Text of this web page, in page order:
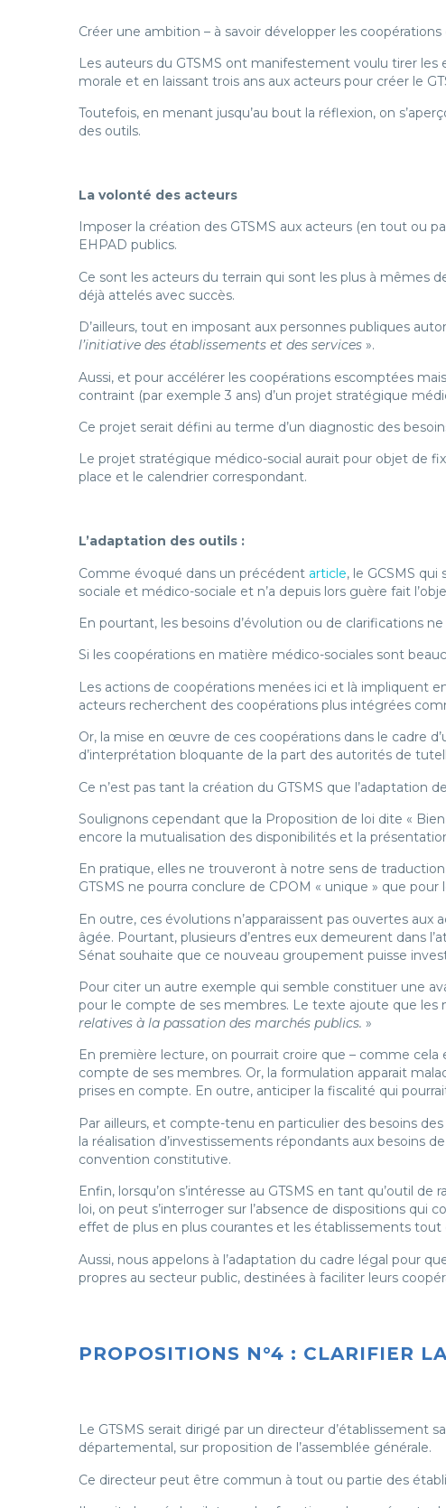
Créer une ambition – à savoir développer les
Les auteurs du GTSMS ont manifestement voulu tirer
morale et en laissant trois ans aux acteurs pour créer le
Toutefois, en menant jusqu’au bout la réflexion, on
des outils.
La volonté des acteurs
Imposer la création des GTSMS aux acteurs (en tout ou
EHPAD publics.
Ce sont les acteurs du terrain qui sont les plus à mêmes
déjà attelés avec succès.
D’ailleurs, tout en imposant aux personnes publiques
l’initiative des établissements et des services ».
Aussi, et pour accélérer les coopérations escomptées
contraint (par exemple 3 ans) d’un projet stratégique
Ce projet serait défini au terme d’un diagnostic des
Le projet stratégique médico-social aurait pour objet de
place et le calendrier correspondant.
L’adaptation des outils :
Comme évoqué dans un précédent article, le GCSMS
sociale et médico-sociale et n’a depuis lors guère fait
En pourtant, les besoins d’évolution ou de clarifications
Si les coopérations en matière médico-sociales sont
Les actions de coopérations menées ici et là impliquent
acteurs recherchent des coopérations plus intégrées
Or, la mise en œuvre de ces coopérations dans le cadre
d’interprétation bloquante de la part des autorités de
Ce n’est pas tant la création du GTSMS que l’adaptation
Soulignons cependant que la Proposition de loi dite «
encore la mutualisation des disponibilités et la
En pratique, elles ne trouveront à notre sens de
GTSMS ne pourra conclure de CPOM « unique » que
En outre, ces évolutions n’apparaissent pas ouvertes
âgée. Pourtant, plusieurs d’entres eux demeurent dans
Sénat souhaite que ce nouveau groupement puisse
Pour citer un autre exemple qui semble constituer une
pour le compte de ses membres. Le texte ajoute que les
relatives à la passation des marchés publics. »
En première lecture, on pourrait croire que – comme
compte de ses membres. Or, la formulation apparait
prises en compte. En outre, anticiper la fiscalité qui
Par ailleurs, et compte-tenu en particulier des besoins
la réalisation d’investissements répondants aux besoins
convention constitutive.
Enfin, lorsqu’on s’intéresse au GTSMS en tant qu’outil
loi, on peut s’interroger sur l’absence de dispositions qui
effet de plus en plus courantes et les établissements
Aussi, nous appelons à l’adaptation du cadre légal pour
propres au secteur public, destinées à faciliter leurs
PROPOSITIONS N°4 : CLARIFIER
Le GTSMS serait dirigé par un directeur d’établissement
départemental, sur proposition de l’assemblée générale.
Ce directeur peut être commun à tout ou partie des